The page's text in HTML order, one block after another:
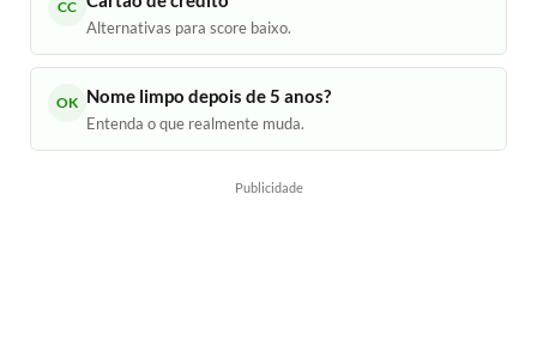
CC
Alternativas para score baixo.
OK Nome limpo depois de 5 anos?
Entenda o que realmente muda.
Publicidade